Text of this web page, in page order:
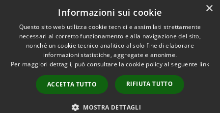
Dichiarazione di accessibilità
RSS
Copyright © 2026 • Comune di
byMunicipium
Accesso
redazione
×
Informazioni sui cookie
Questo sito web utilizza cookie tecnici e assimilati strettamente
necessari al corretto funzionamento e alla navigazione del sito,
nonché un cookie tecnico analitico al solo fine di elaborare
informazioni statistiche, aggregate e anonime.
Per maggiori dettagli, può consultare la cookie policy al seguente link
ACCETTA TUTTO RIFIUTA TUTTO
MOSTRA DETTAGLI